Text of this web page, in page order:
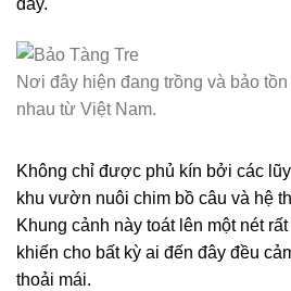
đây.
Nơi đây hiện đang trồng và bảo
nhau từ Việt Nam.
Không chỉ được phủ kín bởi các
khu vườn nuôi chim bồ câu và hệ
Khung cảnh này toát lên một nét
khiến cho bất kỳ ai đến đây đều
thoải mái.